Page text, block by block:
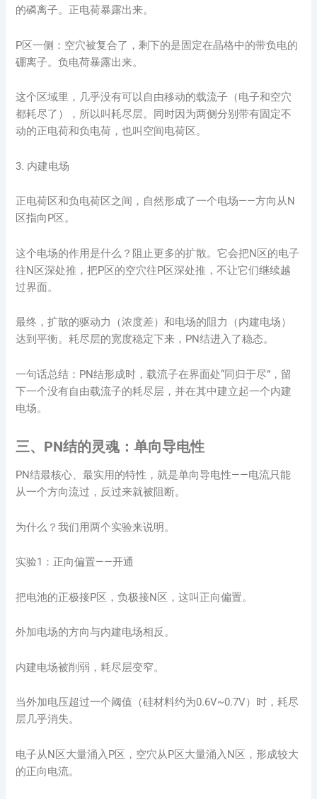
的磷离子。正电荷暴露出来。
P区一侧：空穴被复合了，剩下的是固定在晶格中的带负电的
硼离子。负电荷暴露出来。
这个区域里，几乎没有可以自由移动的载流子（电子和空穴
都耗尽了），所以叫耗尽层。同时因为两侧分别带有固定不
动的正电荷和负电荷，也叫空间电荷区。
3. 内建电场
正电荷区和负电荷区之间，自然形成了一个电场——方向从N
区指向P区。
这个电场的作用是什么？阻止更多的扩散。它会把N区的电子
往N区深处推，把P区的空穴往P区深处推，不让它们继续越
过界面。
最终，扩散的驱动力（浓度差）和电场的阻力（内建电场）
达到平衡。耗尽层的宽度稳定下来，PN结进入了稳态。
一句话总结：PN结形成时，载流子在界面处“同归于尽”，留
下一个没有自由载流子的耗尽层，并在其中建立起一个内建
电场。
三、PN结的灵魂：单向导电性
PN结最核心、最实用的特性，就是单向导电性——电流只能
从一个方向流过，反过来就被阻断。
为什么？我们用两个实验来说明。
实验1：正向偏置——开通
把电池的正极接P区，负极接N区，这叫正向偏置。
外加电场的方向与内建电场相反。
内建电场被削弱，耗尽层变窄。
当外加电压超过一个阈值（硅材料约为0.6V~0.7V）时，耗尽
层几乎消失。
电子从N区大量涌入P区，空穴从P区大量涌入N区，形成较大
的正向电流。